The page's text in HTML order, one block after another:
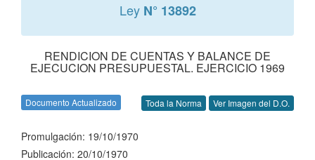
Ley N° 13892
RENDICION DE CUENTAS Y BALANCE DE
EJECUCION PRESUPUESTAL. EJERCICIO 1969
Documento Actualizado Toda la Norma Ver Imagen del D.O.
Promulgación: 19/10/1970
Publicación: 20/10/1970